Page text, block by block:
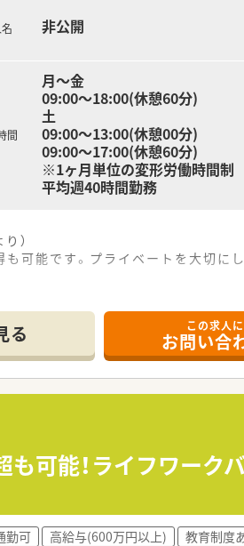
非公開
間
月～金
09:00～18:00(休憩60分)
土
09:00～13:00(休憩00分)
09:00～17:00(休憩60分)
※1ヶ月単位の変形労働時間制
平均週40時間勤務
）
可能です。プライベートを大切に
に位置しており、通勤の利便性が
をメインに、1日あたり60枚から
、お互いに協力し合いながらスム
ており、即戦力の経験者はもち
周囲のスタッフと円滑なコミュニ
たいという前向きな姿勢をお持ち
おり、安定した経営基盤のもとで
況を深く理解しながら自ら全店の
る この求人に
お問い合
も可能！ライフワー
勤可 高給与(600万円以上) 教育制度